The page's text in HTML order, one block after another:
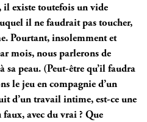
existe toutefois un vide
il ne faudrait pas toucher,
Pourtant, insolemment et
mois, nous parlerons de
sa peau. (Peut-être qu’il faudra
le jeu en compagnie d’un
d’un travail intime, est-ce une
avec du vrai ? Que